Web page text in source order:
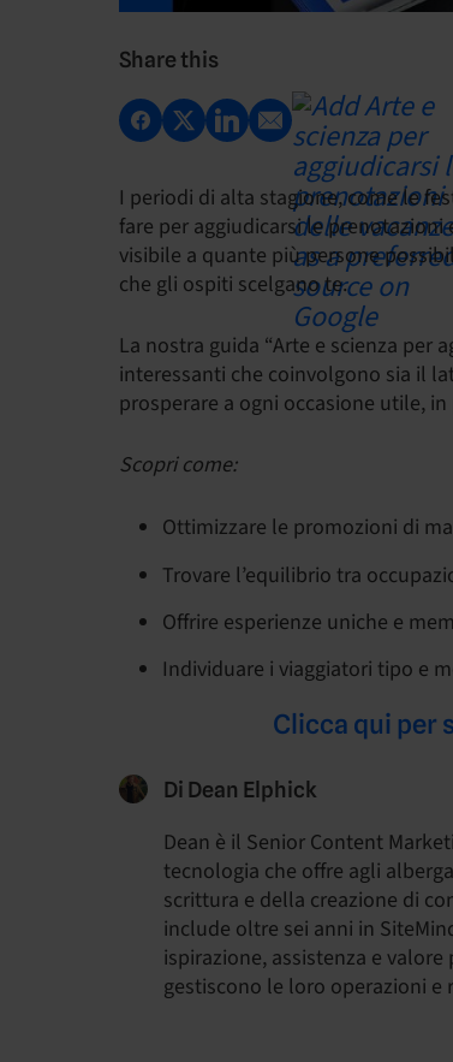
Share this
I periodi di alta stagione, come le
fare per aggiudicarsi le
visibile a quante più persone
che gli ospiti scelgano te.
La nostra guida “Arte e scienza per
interessanti che coinvolgono sia il
prosperare a ogni occasione utile,
Scopri come:
Ottimizzare le promozioni di
Trovare l’equilibrio tra
Offrire esperienze uniche e
Individuare i viaggiatori tipo e
Clicca qui per
Di Dean Elphick
Dean è il Senior Content
tecnologia che offre agli
scrittura e della creazione di
include oltre sei anni in
ispirazione, assistenza e
gestiscono le loro operazioni